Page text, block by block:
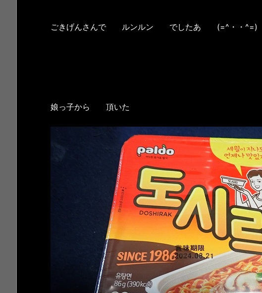
ごきげんさんで ルンルン でしたあ (=^・・^=)
娘っ子から 頂いた